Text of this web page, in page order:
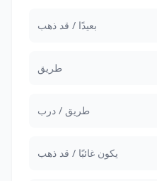
بعيدًا / قد ذهب
طريق
طريق / درب
يكون غائبًا / قد ذهب